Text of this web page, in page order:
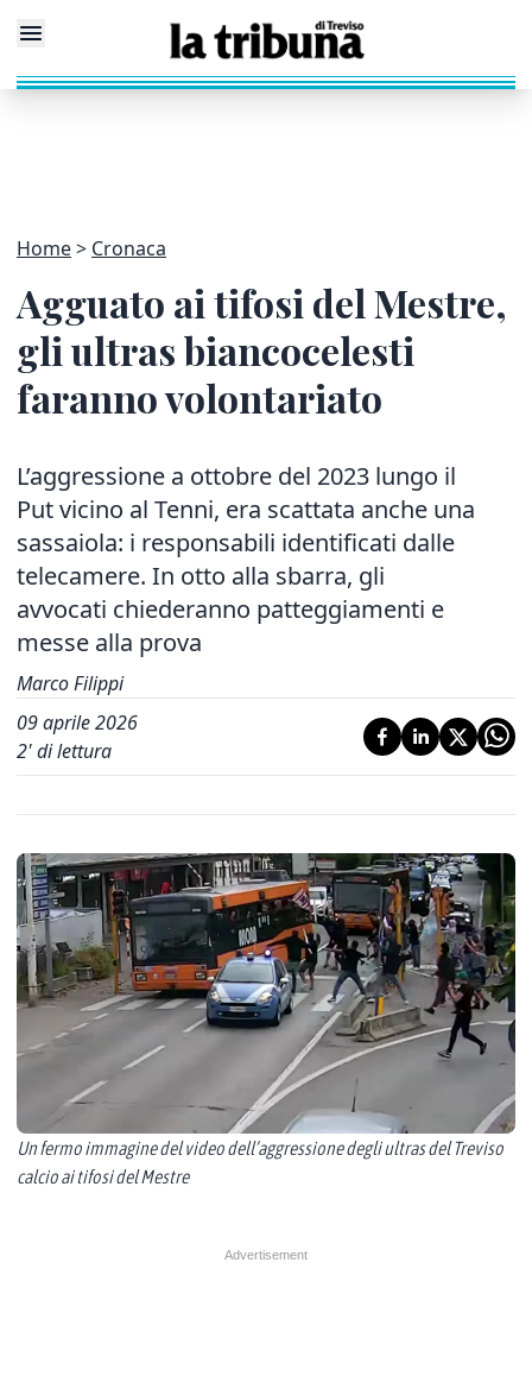
Home Cronaca
Agguato ai tifosi del Mestre,
gli ultras biancocelesti
faranno volontariato
L’aggressione a ottobre del 2023 lungo il
Put vicino al Tenni, era scattata anche una
sassaiola: i responsabili identificati dalle
telecamere. In otto alla sbarra, gli
avvocati chiederanno patteggiamenti e
messe alla prova
Marco Filippi
09 aprile 2026
2' di lettura
Un fermo immagine del video dell’aggressione degli ultras del Treviso
calcio ai tifosi del Mestre